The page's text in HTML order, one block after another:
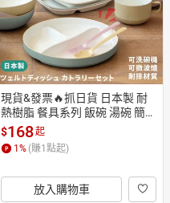
現貨&發票🔥抓日貨 日本製 耐
熱樹脂 餐具系列 飯碗 湯碗 簡約
創意 餐碗 露營 野餐 聚會 莫蘭
迪 粉色 文青 極簡
$168起
1% (賺1點起)
放入購物車